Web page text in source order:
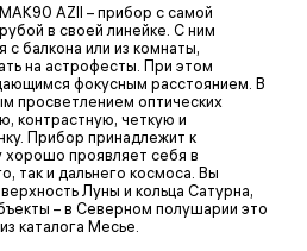
AZII – прибор с самой
в своей линейке. С ним
балкона или из комнаты,
на астрофесты. При этом
фокусным расстоянием. В
просветлением оптических
контрастную, четкую и
Прибор принадлежит к
хорошо проявляет себя в
так и дальнего космоса. Вы
Луны и кольца Сатурна,
– в Северном полушарии это
каталога Месье.